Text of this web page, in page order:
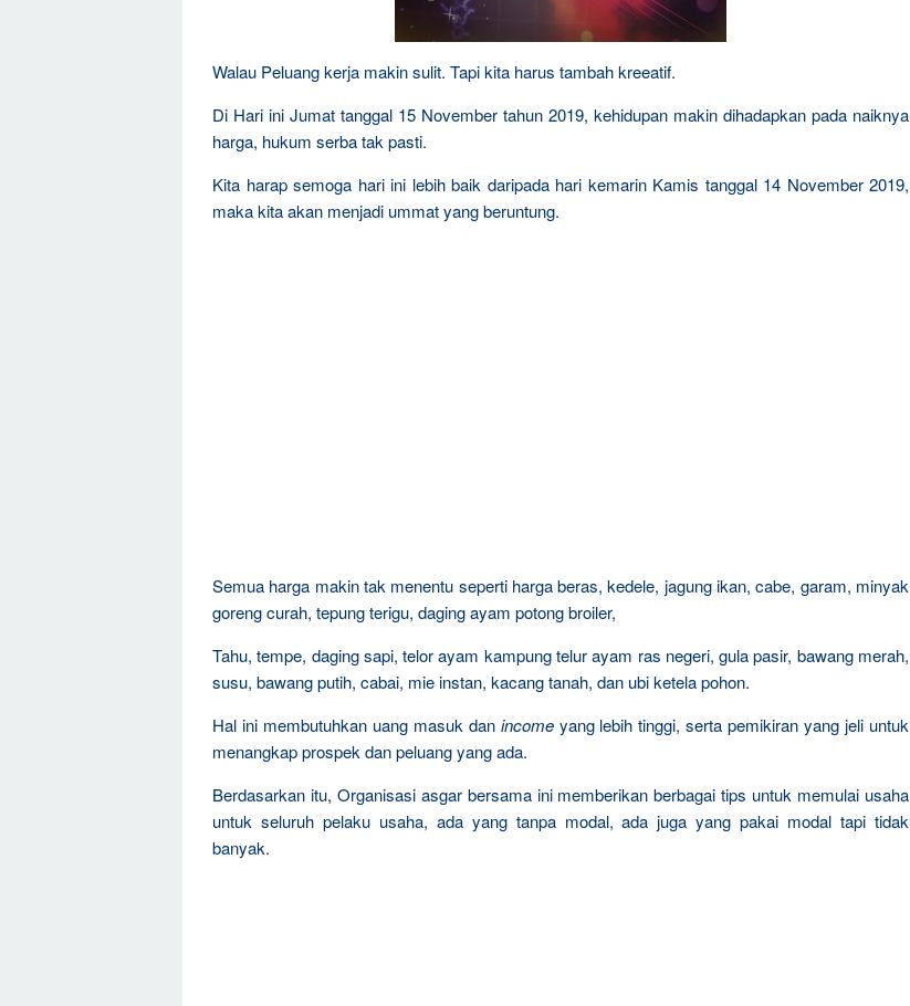
Walau Peluang kerja makin sulit. Tapi kita harus tambah kreeatif.
Di Hari ini Jumat tanggal 15 November tahun 2019, kehidupan makin dihadapkan pada naiknya
harga, hukum serba tak pasti.
Kita harap semoga hari ini lebih baik daripada hari kemarin Kamis tanggal 14 November 2019,
maka kita akan menjadi ummat yang beruntung.
Semua harga makin tak menentu seperti harga beras, kedele, jagung ikan, cabe, garam, minyak
goreng curah, tepung terigu, daging ayam potong broiler,
Tahu, tempe, daging sapi, telor ayam kampung telur ayam ras negeri, gula pasir, bawang merah,
susu, bawang putih, cabai, mie instan, kacang tanah, dan ubi ketela pohon.
Hal ini membutuhkan uang masuk dan incomeyang lebih tinggi, serta pemikiran yang jeli untuk
menangkap prospek dan peluang yang ada.
Berdasarkan itu, Organisasi asgar bersama ini memberikan berbagai tips untuk memulai usaha
untuk seluruh pelaku usaha, ada yang tanpa modal, ada juga yang pakai modal tapi tidak
banyak.